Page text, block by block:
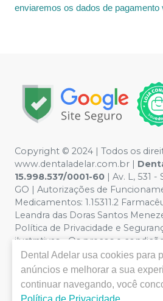
enviaremos os dados de pagamento
Copyright © 2024 | Todos os
www.dentaladelar.com.br |
15.998.537/0001-60 | Av. L, 531
GO | Autorizações de
Medicamentos: 1.15311.2
Leandra das Doras Santos
Política de Privacidade e
ilustrativas - Os preços e
sujeitos a alterações. Em caso de
no site, o valor válido é o do
vendemos por atacado, por isso
direito de não atender compras
Dental Adelar usa cookies para
anúncios e melhorar a sua
continuar navegando, você
Política de Privacidade